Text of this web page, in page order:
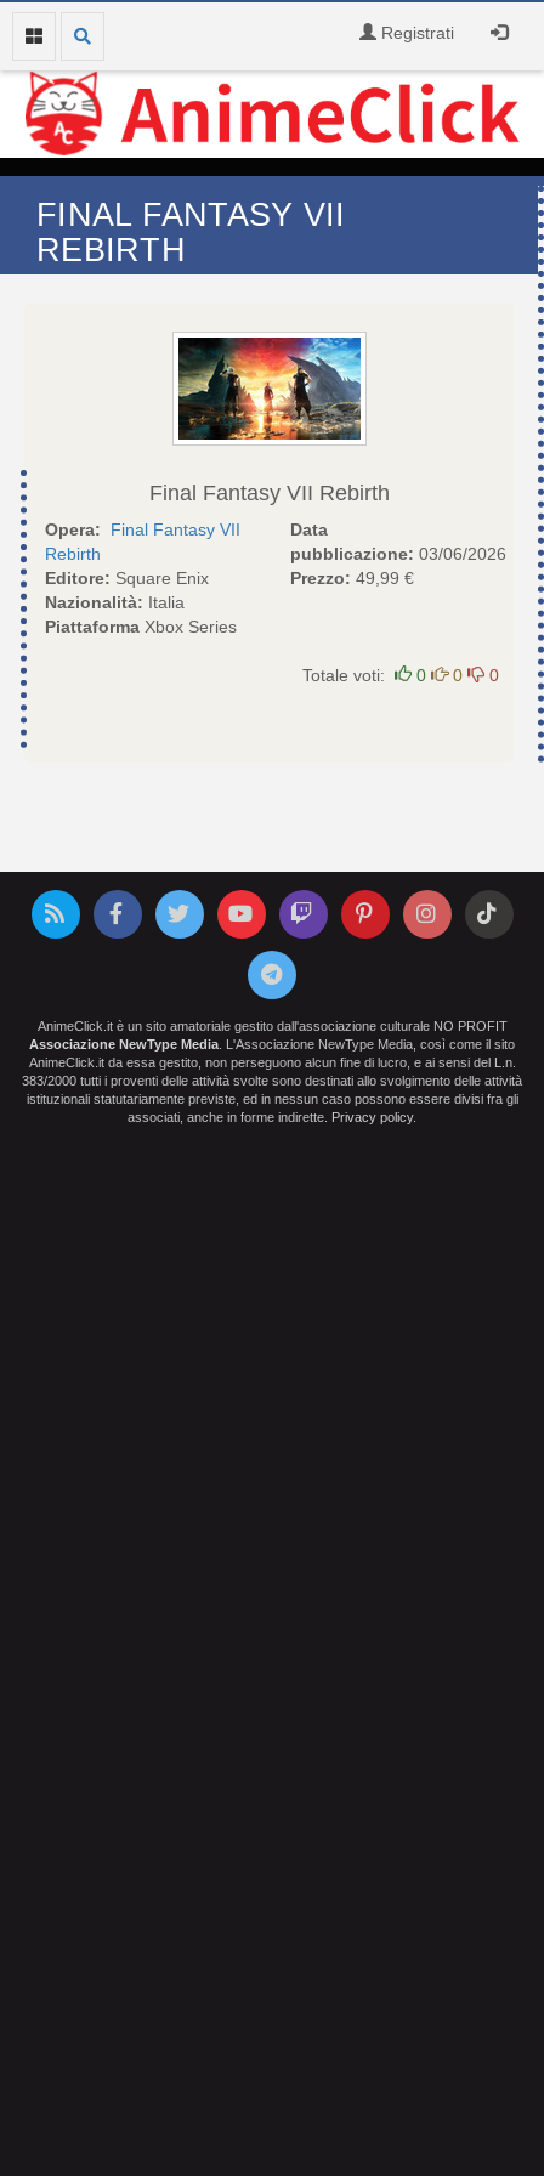
Registrati
FINAL FANTASY VII
REBIRTH
Final Fantasy VII Rebirth
Opera:
Final Fantasy VII
Rebirth
Editore: Square Enix
Nazionalità: Italia
Piattaforma Xbox Series
Data
pubblicazione: 03/06/2026
Prezzo: 49,99 €
Totale voti: 0 0 0
AnimeClick.it è un sito amatoriale gestito dall'associazione culturale NO PROFIT
Associazione NewType Media . L'Associazione NewType Media, così come il sito
AnimeClick.it da essa gestito, non perseguono alcun fine di lucro, e ai sensi del L.n.
383/2000 tutti i proventi delle attività svolte sono destinati allo svolgimento delle attività
istituzionali statutariamente previste, ed in nessun caso possono essere divisi fra gli
associati, anche in forme indirette. Privacy policy.